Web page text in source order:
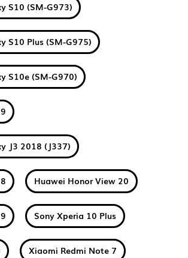
S10 (SM-G973)
S10 Plus (SM-G975)
S10e (SM-G970)
J3 2018 (J337)
Huawei Honor View 20
Sony Xperia 10 Plus
Xiaomi Redmi Note 7